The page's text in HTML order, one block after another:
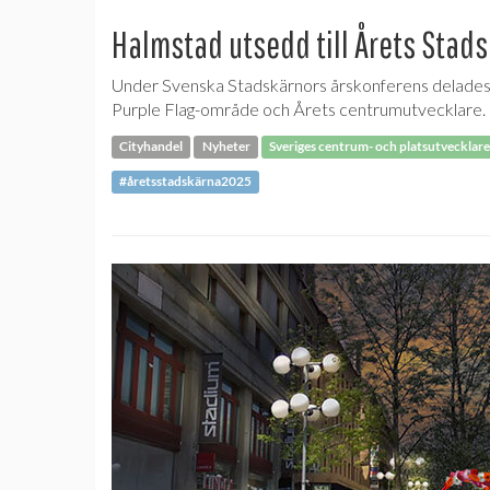
Halmstad utsedd till Årets
Under Svenska Stadskärnors årskonferens
Purple Flag-område och Årets centrumutvecklare.
Cityhandel Nyheter Sveriges centrum- och platsutvecklare
#åretsstadskärna2025